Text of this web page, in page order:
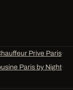
Prive Paris·
Paris by Night·